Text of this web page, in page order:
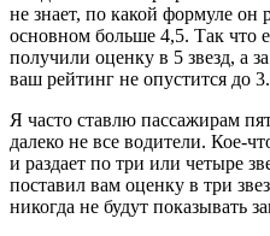
не знает, по какой формуле он
основном больше 4,5. Так что
получили оценку в 5 звезд, а
ваш рейтинг не опустится до 3.
Я часто ставлю пассажирам
далеко не все водители. Кое-
и раздает по три или четыре
поставил вам оценку в три
никогда не будут показывать